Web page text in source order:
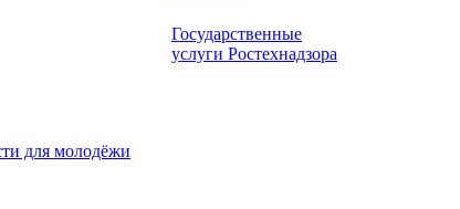
Государственные
услуги Ростехнадзора
для молодёжи